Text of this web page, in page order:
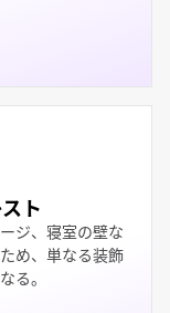
ト
ジ、寝室の壁な
め、単なる装飾
る。